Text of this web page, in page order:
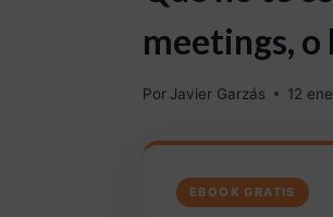
meetings,
Por Javier Garzás 12
EBOOK GRATIS